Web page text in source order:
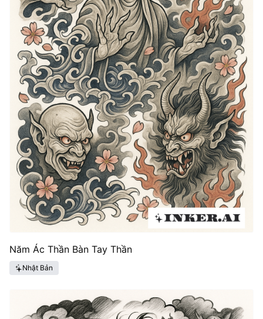
Năm Ác Thần Bàn Tay Thần
Nhật Bản